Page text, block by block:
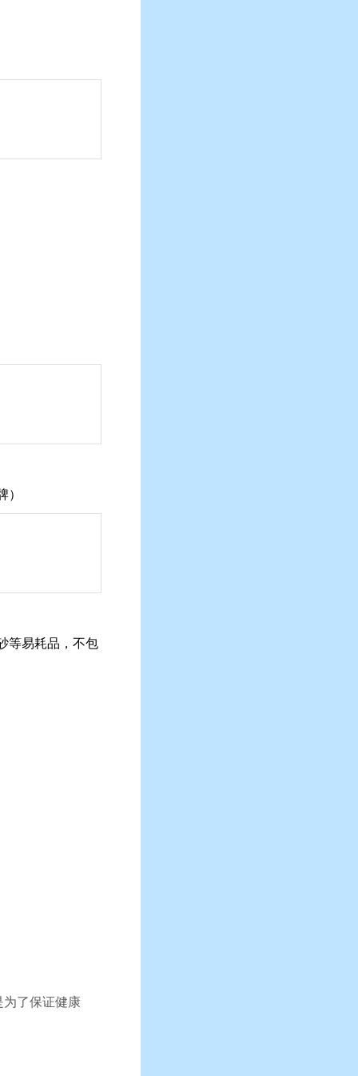
等易耗品，不包
了保证健康